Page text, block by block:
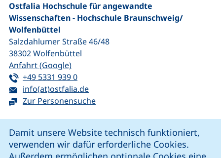
Damit unsere Website technisch funktioniert,
verwenden wir dafür erforderliche Cookies.
Ostfalia Hochschule für angewandte
Wissenschaften - Hochschule Braunschweig/​
Wolfenbüttel
Salzdahlumer Straße 46/48
38302Wolfenbüttel
Anfahrt (Google)(externer Link, öffnet neues Fenster)
Tel:
+49 5331 939 0(startet einen Telefonanruf, wenn Ihr
E-Mail:
info(at)ostfalia.de(öffnet Ihr E-Mail-Programm)
Zur Personensuche
unsere Facebook-Seite (externer Link, öffnet neues
unsere LinkedIn-Seite (externer Link, öffnet
unsere Instagram-Seite (externer Link,
unsere YouTube-Seite (externer